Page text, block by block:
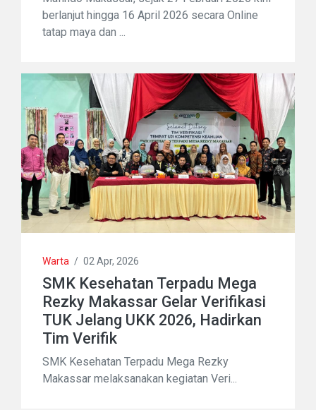
berlanjut hingga 16 April 2026 secara Online
tatap maya dan ...
Warta / 02 Apr, 2026
SMK Kesehatan Terpadu Mega
Rezky Makassar Gelar Verifikasi
TUK Jelang UKK 2026, Hadirkan
Tim Verifik
SMK Kesehatan Terpadu Mega Rezky
Makassar melaksanakan kegiatan Veri...